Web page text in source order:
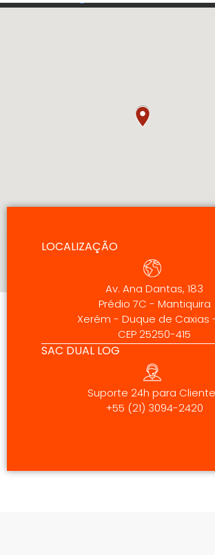
LOCALIZAÇÃO
Av. Ana Dantas, 183
Prédio 7C - Mantiquira
Xerém - Duque de Caxias
CEP 25250-415
SAC DUAL LOG
Suporte 24h para
+55 (21) 3094-2420